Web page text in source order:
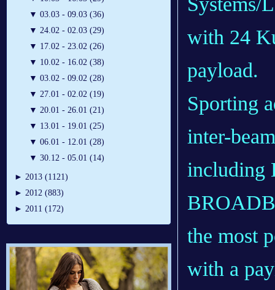
▼ 03.03 - 09.03 (36)
▼ 24.02 - 02.03 (29)
▼ 17.02 - 23.02 (26)
▼ 10.02 - 16.02 (38)
▼ 03.02 - 09.02 (28)
▼ 27.01 - 02.02 (19)
▼ 20.01 - 26.01 (21)
▼ 13.01 - 19.01 (25)
▼ 06.01 - 12.01 (28)
▼ 30.12 - 05.01 (14)
► 2013 (1121)
► 2012 (883)
► 2011 (172)
with 24
payload.
Sporting
inter-
including
the most
with a